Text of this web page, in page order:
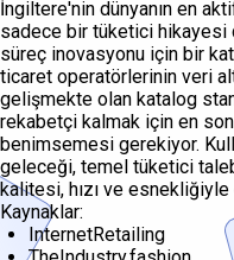
İngiltere'nin dünyanın en
sadece bir tüketici
süreç inovasyonu için bir
ticaret operatörlerinin veri
gelişmekte olan katalog
rekabetçi kalmak için en
benimsemesi gerekiyor.
geleceği, temel tüketici
kalitesi, hızı ve
Kaynaklar:
InternetRetailing